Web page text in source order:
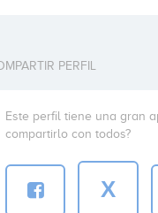
PERFIL
Este perfil tiene una gran
compartirlo con todos?
X